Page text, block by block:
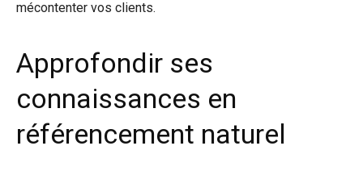
mécontenter vos clients.
Approfondir ses
connaissances en
référencement naturel